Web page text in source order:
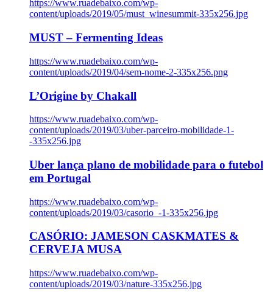
https://www.ruadebaixo.com/wp-
content/uploads/2019/05/must_winesummit-335x256.jpg
MUST – Fermenting Ideas
https://www.ruadebaixo.com/wp-
content/uploads/2019/04/sem-nome-2-335x256.png
L’Origine by Chakall
https://www.ruadebaixo.com/wp-
content/uploads/2019/03/uber-parceiro-mobilidade-1-
-335x256.jpg
Uber lança plano de mobilidade para o futebol
em Portugal
https://www.ruadebaixo.com/wp-
content/uploads/2019/03/casorio_-1-335x256.jpg
CASÓRIO: JAMESON CASKMATES &
CERVEJA MUSA
https://www.ruadebaixo.com/wp-
content/uploads/2019/03/nature-335x256.jpg